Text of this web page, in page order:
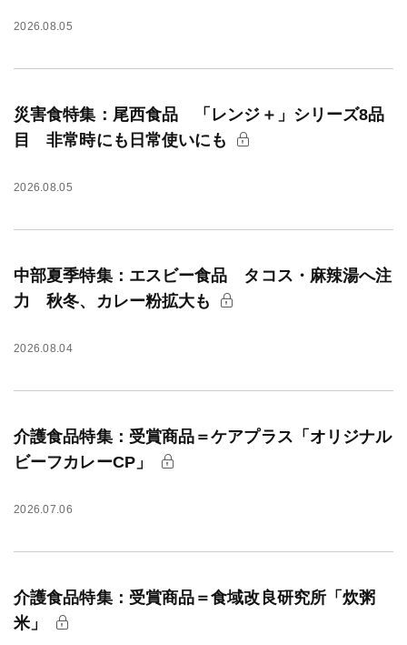
2026.08.05
災害食特集：尾西食品 「レンジ＋」シリーズ8品
目 非常時にも日常使いにも
2026.08.05
中部夏季特集：エスビー食品 タコス・麻辣湯へ注
力 秋冬、カレー粉拡大も
2026.08.04
介護食品特集：受賞商品＝ケアプラス「オリジナル
ビーフカレーCP」
2026.07.06
介護食品特集：受賞商品＝食域改良研究所「炊粥
米」